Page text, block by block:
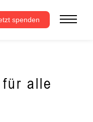
spenden
alle